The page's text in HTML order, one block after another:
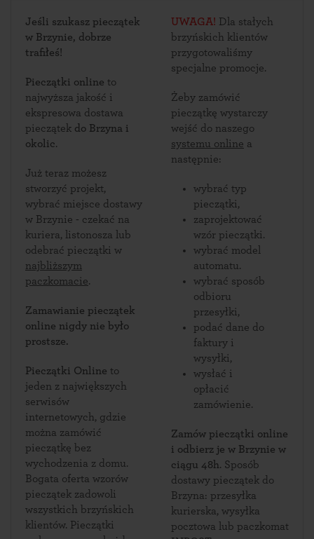
Jeśli szukasz pieczątek
w Brzynie, dobrze
trafiłeś!
Pieczątki online to
najwyższa jakość i
ekspresowa dostawa
pieczątek do Brzyna i
okolic.
Już teraz możesz
stworzyć projekt,
wybrać miejsce dostawy
w Brzynie - czekać na
kuriera, listonosza lub
odebrać pieczątki w
najbliższym
paczkomacie.
Zamawianie pieczątek
online nigdy nie było
prostsze.
Pieczątki Online to
jeden z największych
serwisów
internetowych, gdzie
można zamówić
pieczątkę bez
wychodzenia z domu.
Bogata oferta wzorów
pieczątek zadowoli
wszystkich brzyńskich
klientów. Pieczątki
UWAGA! Dla stałych
brzyńskich klientów
przygotowaliśmy
specjalne promocje.
Żeby zamówić
pieczątkę wystarczy
wejść do naszego
systemu online a
następnie:
wybrać typ
pieczątki,
zaprojektować
wzór pieczątki.
wybrać model
automatu.
wybrać sposób
odbioru
przesyłki,
podać dane do
faktury i
wysyłki,
wysłać i
opłacić
zamówienie.
Zamów pieczątki online
i odbierz je w Brzynie w
ciągu 48h. Sposób
dostawy pieczątek do
Brzyna: przesyłka
kurierska, wysyłka
pocztowa lub paczkomat